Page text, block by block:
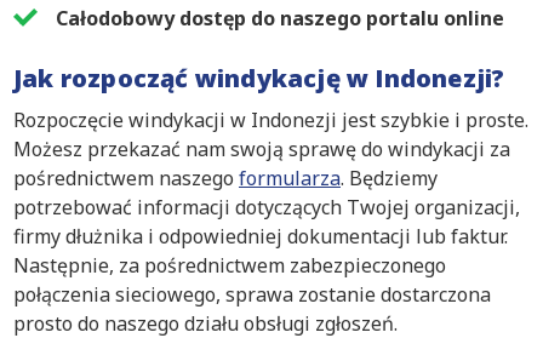
Całodobowy dostęp do naszego portalu online
Jak rozpocząć windykację w Indonezji?
Rozpoczęcie windykacji w Indonezji jest szybkie i proste.
Możesz przekazać nam swoją sprawę do windykacji za
pośrednictwem naszego formularza. Będziemy
potrzebować informacji dotyczących Twojej organizacji,
firmy dłużnika i odpowiedniej dokumentacji lub faktur.
Następnie, za pośrednictwem zabezpieczonego
połączenia sieciowego, sprawa zostanie dostarczona
prosto do naszego działu obsługi zgłoszeń.